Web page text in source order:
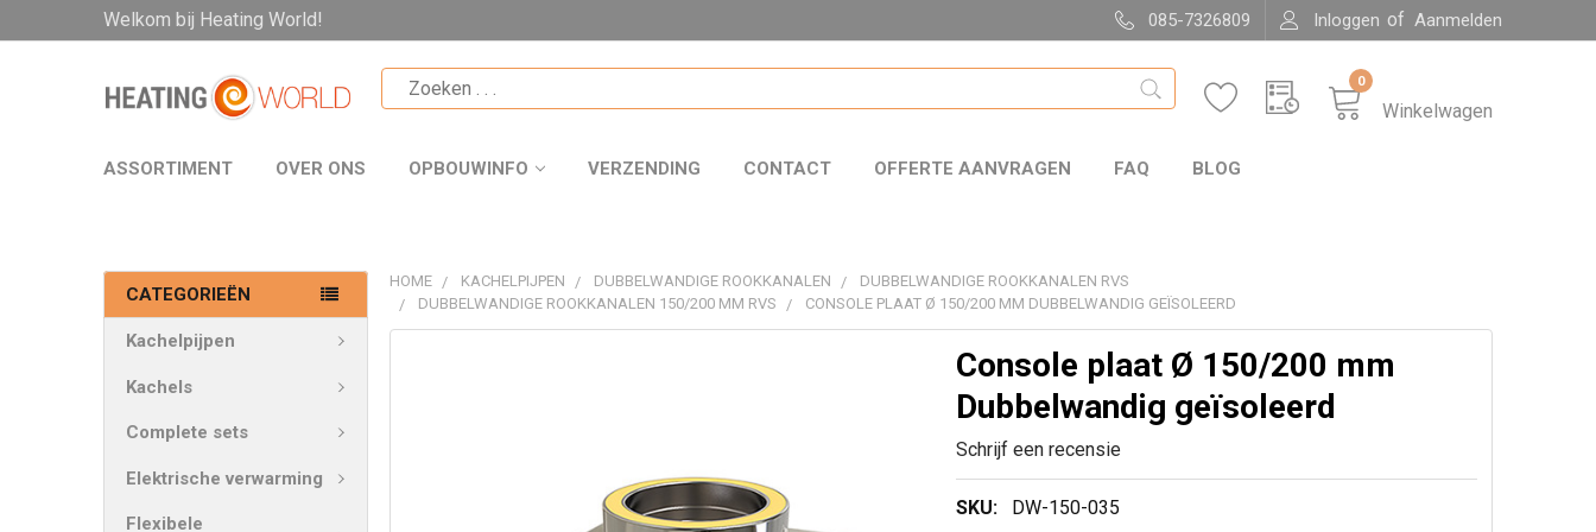
Welkom bij Heating World! 085-7326809 Inloggen of Aanmelden
Winkelwagen
0
ASSORTIMENT OVER ONS OPBOUWINFO VERZENDING CONTACT OFFERTE AANVRAGEN FAQ BLOG
CATEGORIEËN
Kachelpijpen
Kachels
Complete sets
Elektrische verwarming
Flexibele
HOME KACHELPIJPEN DUBBELWANDIGE ROOKKANALEN
DUBBELWANDIGE ROOKKANALEN RVS
DUBBELWANDIGE ROOKKANALEN 150/200 MM RVS
CONSOLE PLAAT Ø 150/200 MM DUBBELWANDIG GEÏSOLEERD
Console plaat Ø 150/200 mm
Dubbelwandig geïsoleerd
Schrijf een recensie
SKU: DW-150-035